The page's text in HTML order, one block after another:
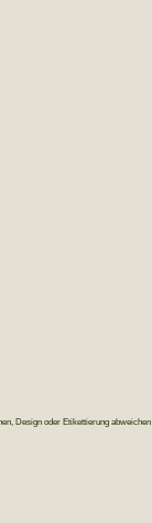
Design oder Etikettierung abweichen